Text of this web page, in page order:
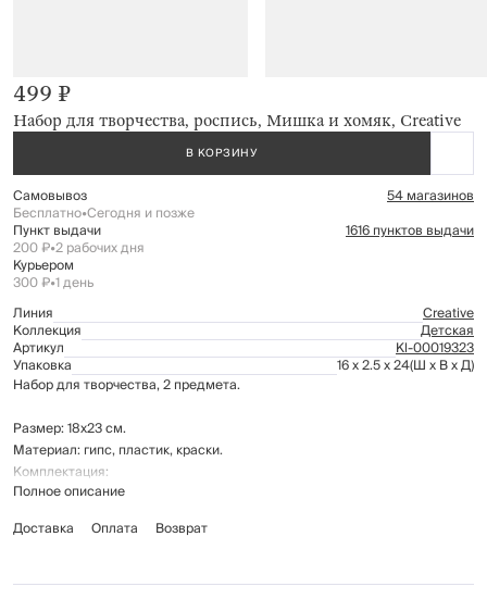
Набор для творчества, роспись, Мишка и хомяк, Creative
499 ₽
В КОРЗИНУ
Самовывоз 54 магазинов
Бесплатно•Сегодня и позже
Пункт выдачи 1616 пунктов выдачи
200 ₽•2 рабочих дня
Курьером
300 ₽•1 день
Линия
Creative
Коллекция Детская
Артикул Kl-00019323
Упаковка 16 x 2.5 x 24(Ш x В x Д)
Набор для творчества, 2 предмета.
Размер: 18х23 см.
Материал: гипс, пластик, краски.
Комплектация:
форма для раскрашивания - 2 штуки
кисточка - 1 штука
Творческая активность помогает развивать усидчивость, моторику рук,
Полное описание
Доставка
Оплата Возврат